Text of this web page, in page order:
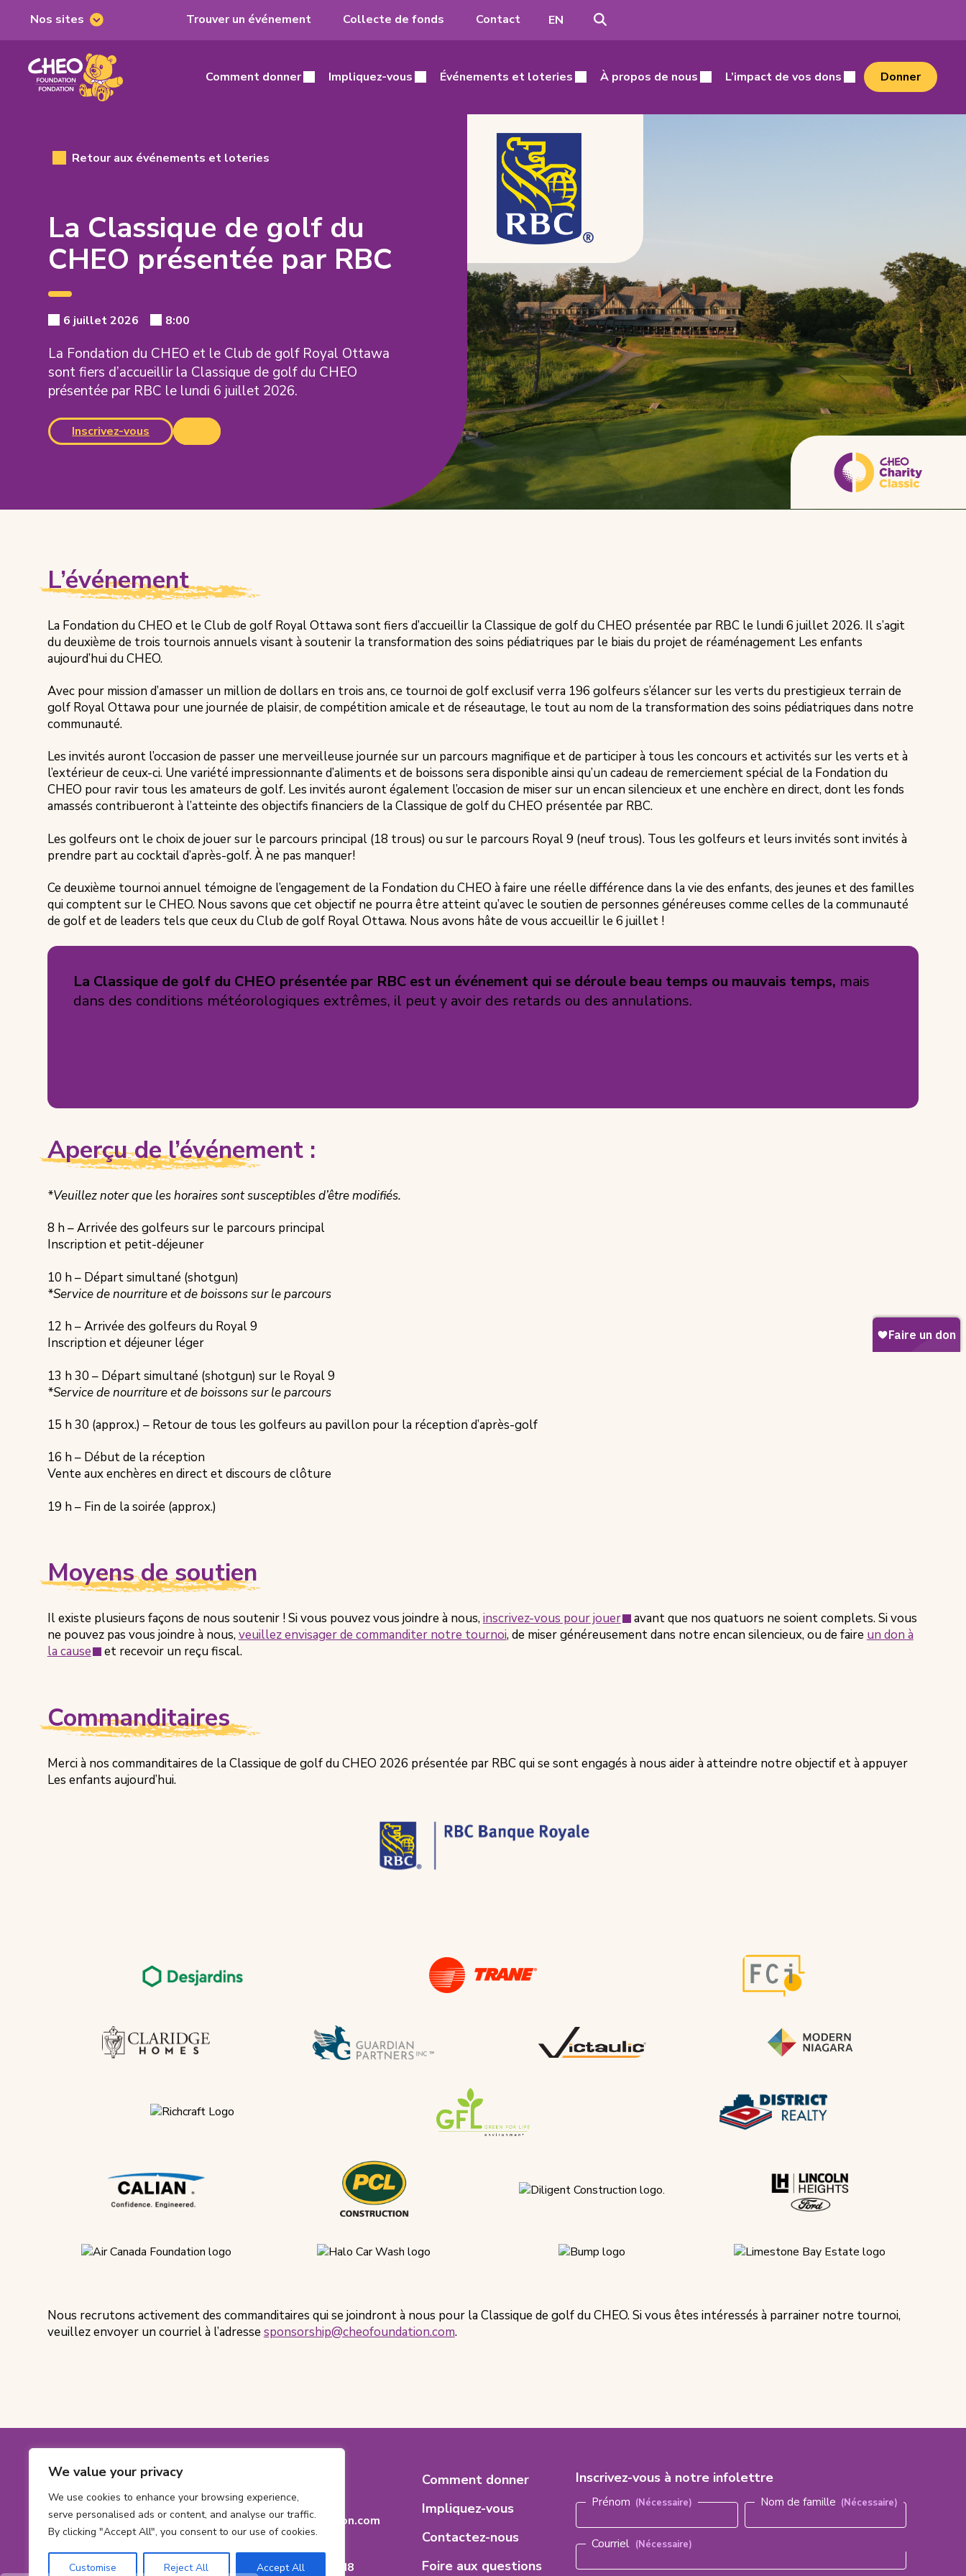
We value your privacy
We use cookies to enhance your browsing experience,
serve personalised ads or content, and analyse our traffic.
By clicking "Accept All", you consent to our use of cookies.
Customise Reject All Accept All
Nos
sites
Nos sites Trouver un événement Collecte de fonds Contact ENPasser
l'anglais
Fondation
du
CHEO,
Main
Comment donner Impliquez-vous Événements et loteries À propos de nous L’impact de vos dons Donner
Retour aux événements et loteries
La Classique de golf du
CHEO présentée par RBC
Event
Details
Event
Date
Event
6 juillet 2026
Time
Event
8:00
La Fondation du CHEO et le Club de golf Royal Ottawa
sont fiers d’accueillir la Classique de golf du CHEO
présentée par RBC le lundi 6 juillet 2026.
Inscrivez-vous (s'ouvre
dans
L’événement
La Fondation du CHEO et le Club de golf Royal Ottawa sont fiers d’accueillir la Classique de golf du CHEO présentée par RBC le lundi 6 juillet 2026. Il s’agit
du deuxième de trois tournois annuels visant à soutenir la transformation des soins pédiatriques par le biais du projet de réaménagement Les enfants
aujourd’hui du CHEO.
Avec pour mission d’amasser un million de dollars en trois ans, ce tournoi de golf exclusif verra 196 golfeurs s’élancer sur les verts du prestigieux terrain de
golf Royal Ottawa pour une journée de plaisir, de compétition amicale et de réseautage, le tout au nom de la transformation des soins pédiatriques dans notre
communauté.
Les invités auront l’occasion de passer une merveilleuse journée sur un parcours magnifique et de participer à tous les concours et activités sur les verts et à
l’extérieur de ceux-ci. Une variété impressionnante d’aliments et de boissons sera disponible ainsi qu’un cadeau de remerciement spécial de la Fondation du
CHEO pour ravir tous les amateurs de golf. Les invités auront également l’occasion de miser sur un encan silencieux et une enchère en direct, dont les fonds
amassés contribueront à l’atteinte des objectifs financiers de la Classique de golf du CHEO présentée par RBC.
Les golfeurs ont le choix de jouer sur le parcours principal (18 trous) ou sur le parcours Royal 9 (neuf trous). Tous les golfeurs et leurs invités sont invités à
prendre part au cocktail d’après-golf. À ne pas manquer!
Ce deuxième tournoi annuel témoigne de l’engagement de la Fondation du CHEO à faire une réelle différence dans la vie des enfants, des jeunes et des familles
qui comptent sur le CHEO. Nous savons que cet objectif ne pourra être atteint qu’avec le soutien de personnes généreuses comme celles de la communauté
de golf et de leaders tels que ceux du Club de golf Royal Ottawa. Nous avons hâte de vous accueillir le 6 juillet !
La Classique de golf du CHEO présentée par RBC est un événement qui se déroule beau temps ou mauvais temps, mais
dans des conditions météorologiques extrêmes, il peut y avoir des retards ou des annulations.
Aperçu de l’événement :
*Veuillez noter que les horaires sont susceptibles d’être modifiés.
8 h – Arrivée des golfeurs sur le parcours principal
Inscription et petit-déjeuner
10 h – Départ simultané (shotgun)
*Service de nourriture et de boissons sur le parcours
12 h – Arrivée des golfeurs du Royal 9
Inscription et déjeuner léger
13 h 30 – Départ simultané (shotgun) sur le Royal 9
*Service de nourriture et de boissons sur le parcours
15 h 30 (approx.) – Retour de tous les golfeurs au pavillon pour la réception d’après-golf
16 h – Début de la réception
Vente aux enchères en direct et discours de clôture
19 h – Fin de la soirée (approx.)
Moyens de soutien
Il existe plusieurs façons de nous soutenir ! Si vous pouvez vous joindre à nous,inscrivez-vous pour jouer(s'ouvre
dans
avant que nos quatuors ne soient complets. Si vous
ne pouvez pas vous joindre à nous,veuillez envisager de commanditer notre tournoi, de miser généreusement dans notre encan silencieux, ou de faire un don à
la cause(s'ouvre
onglet)
et recevoir un reçu fiscal.
Commanditaires
Merci à nos commanditaires de la Classique de golf du CHEO 2026 présentée par RBC qui se sont engagés à nous aider à atteindre notre objectif et à appuyer
Les enfants aujourd’hui.
Nous recrutons activement des commanditaires qui se joindront à nous pour la Classique de golf du CHEO. Si vous êtes intéressés à parrainer notre tournoi,
veuillez envoyer un courriel à l’adresse sponsorship@cheofoundation.com.
Footer
sans
frais:
Numéro
de
telephone:
613 737-2780
Adresse
courriel:
info@cheofoundation.com
Address
415 Smyth Rd
Ottawa,ONOntario
K1H 8M8
Footer
Menu
Comment donner
Impliquez-vous
Contactez-nous
Foire aux questions
Inscrivez-vous à notre infolettre
Prénom Nom de famille
Courriel (Nécessaire)